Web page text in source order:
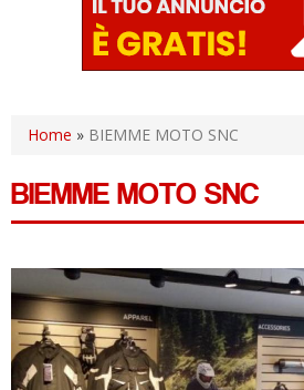
Home » BIEMME MOTO SNC
BIEMME MOTO SNC